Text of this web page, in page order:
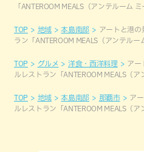
「ANTEROOM MEALS（アンテルーム ミ
TOP 地域 本島南部
アートと港の
ラン「ANTEROOM MEALS（アンテルー
TOP グルメ 洋食・西洋料理
アー
ルレストラン「ANTEROOM MEALS（ア
TOP 地域 本島南部 那覇市
ア
ルレストラン「ANTEROOM MEALS（ア